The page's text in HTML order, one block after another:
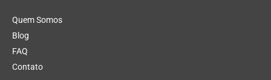
Quem Somos
Blog
FAQ
Contato